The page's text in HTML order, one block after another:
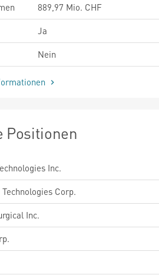
889,97 Mio. CHF
Ja
Nein
Positionen
Inc.
Corp.
Inc.